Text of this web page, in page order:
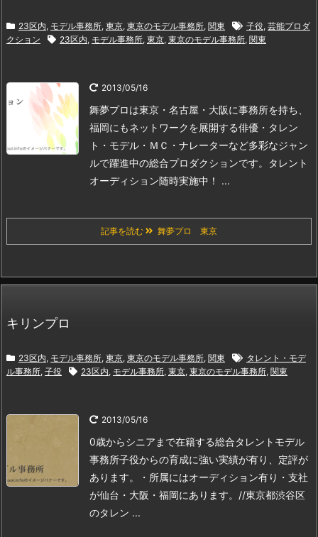
23区内, モデル事務所, 東京, 東京のモデル事務所, 関東 子役, 芸能プロダ
クション
23区内, モデル事務所, 東京, 東京のモデル事務所, 関東
2013/05/16
舞夢プロは東京・名古屋・大阪に事務所を持ち、
福岡にもネットワークを展開する俳優・タレン
ト・モデル・ＭＣ・ナレーターなど多彩なジャン
ルで躍進中の総合プロダクションです。
タレント
オーディション随時実施中！ ...
記事を読む 舞夢プロ 東京
キリンプロ
23区内, モデル事務所, 東京, 東京のモデル事務所, 関東
タレント・モデ
ル事務所, 子役 23区内, モデル事務所, 東京, 東京のモデル事務所, 関東
2013/05/16
0歳からシニアまで在籍する総合タレントモデル
事務所子役からの育成に強い実績が有り、定評が
あります。
・所属にはオーディション有り ・支社
が仙台・大阪・福岡にあります。 //東京都渋谷区
のタレン ...